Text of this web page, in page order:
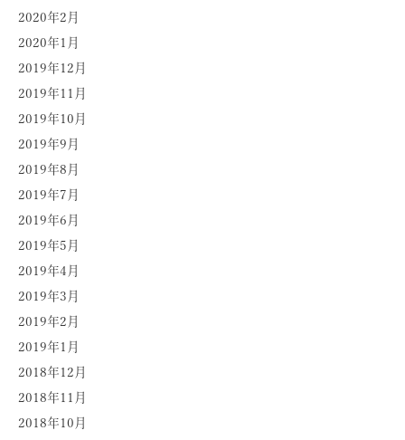
2020年2月
2020年1月
2019年12月
2019年11月
2019年10月
2019年9月
2019年8月
2019年7月
2019年6月
2019年5月
2019年4月
2019年3月
2019年2月
2019年1月
2018年12月
2018年11月
2018年10月